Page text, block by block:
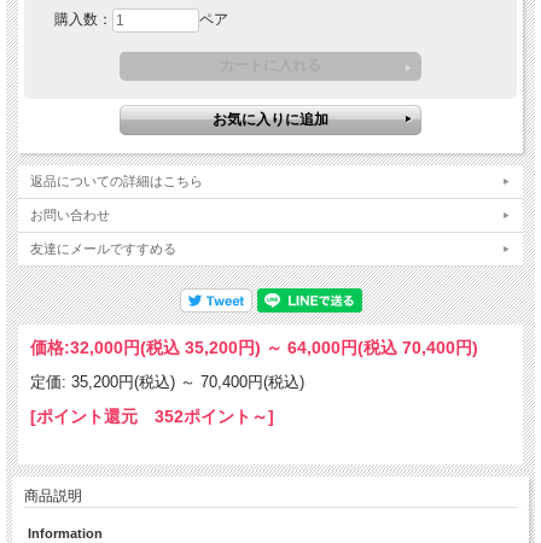
購入数： ペア
返品についての詳細はこちら
お問い合わせ
友達にメールですすめる
価格:32,000円(税込 35,200円) ～ 64,000円(税込 70,400円)
定価: 35,200円(税込) ～ 70,400円(税込)
[ポイント還元 352ポイント～]
商品説明
Information